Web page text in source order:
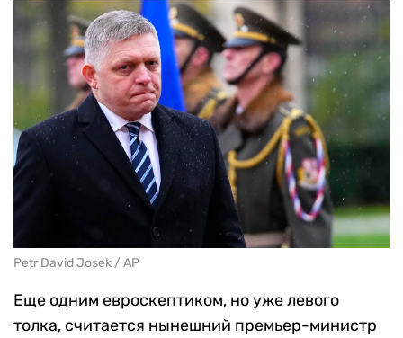
Petr David Josek / AP
Еще одним евроскептиком, но уже левого
толка, считается нынешний премьер-министр